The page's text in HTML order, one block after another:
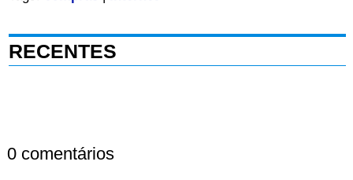
RECENTES
0 comentários